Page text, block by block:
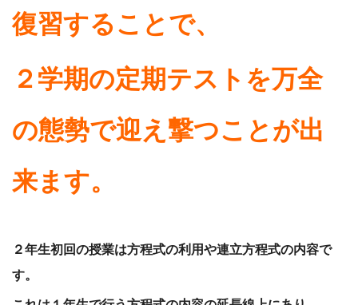
復習することで、
２学期の定期テストを万全
の態勢で迎え撃つことが出
来ます。
２年生初回の授業は方程式の利用や連立方程式の内容で
す。